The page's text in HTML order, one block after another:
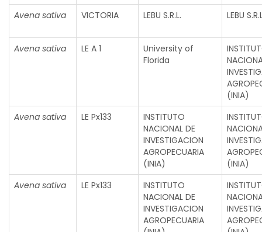
Avena sativa
VICTORIA LEBU S.R.L. LEBU
Avena sativa LE A 1
University of
Florida
(INIA)
Avena sativa
LE Px133
INSTITUTO
NACIONAL DE
INVESTIGACION
AGROPECUARIA
(INIA)
(INIA)
Avena sativa
LE Px133
INSTITUTO
NACIONAL DE
INVESTIGACION
AGROPECUARIA